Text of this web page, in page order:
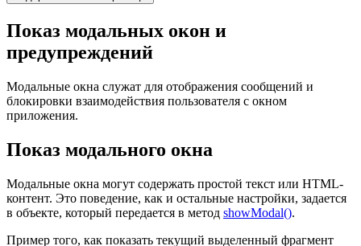
Показ модальных окон и
предупреждений
Модальные окна служат для отображения сообщений и
блокировки взаимодействия пользователя с окном
приложения.
Показ модального окна
Модальные окна могут содержать простой текст или HTML-
контент. Это поведение, как и остальные настройки, задается
в объекте, который передается в метод showModal().
Пример того, как показать текущий выделенный фрагмент